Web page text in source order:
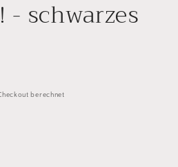
schwarzes
berechnet